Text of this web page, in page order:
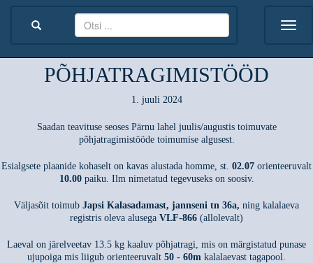
PÕHJATRAGIMISTÖÖD
1. juuli 2024
Saadan teavituse seoses Pärnu lahel juulis/augustis toimuvate
põhjatragimistööde toimumise algusest.
Esialgsete plaanide kohaselt on kavas alustada homme, st. 02.07 orienteeruvalt
10.00paiku. Ilm nimetatud tegevuseks on soosiv.
Väljasõit toimub Japsi Kalasadamast, jannseni tn 36a, ning kalalaeva
registris oleva alusega VLF-866 (allolevalt)
Laeval on järelveetav 13.5 kg kaaluv põhjatragi, mis on märgistatud punase
ujupoiga mis liigub orienteeruvalt 50 - 60m kalalaevast tagapool.